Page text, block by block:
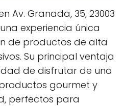
Av. Granada, 35, 23003
experiencia única
de productos de alta
Su principal ventaja
de disfrutar de una
gourmet y
perfectos para